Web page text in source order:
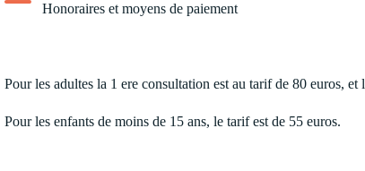
Honoraires et moyens de paiement
Pour les adultes la 1 ere consultation est au tarif de 80 euros, et
Pour les enfants de moins de 15 ans, le tarif est de 55 euros.